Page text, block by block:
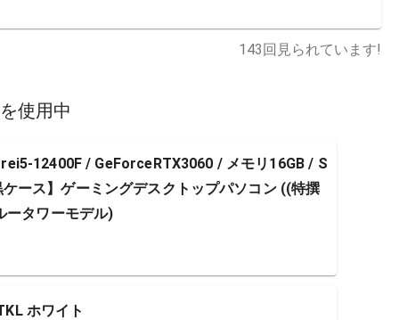
143回見られています!
使用中
12400F / GeForceRTX3060 / メモリ16GB / S
ース】ゲーミングデスクトップパソコン ((特撰
ータワーモデル)
ホワイト